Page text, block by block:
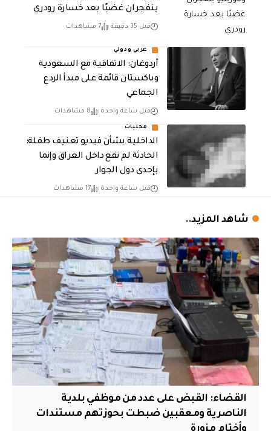
ينفجران غضبًا بعد خسارة رودري
قبل 35 دقيقة 7 مشاهدات
عربي ودولي
أردوغان: الاتفاقية مع السعودية
وباكستان قائمة على مبدأ الردع
الجماعي
قبل ساعة واحدة 8 مشاهدات
محليات
الداخلية بشأن فيديو تعنيف طفلة:
الحادثة لم تقع داخل العراق وإنما
بإحدى دول الجوار
قبل ساعة واحدة 17 مشاهدات
شاهد المزيد..
القضاء: القبض على عدد من موظفي بلدية
الناصرية ومعقبين ضبطت بحوزتهم مستندات